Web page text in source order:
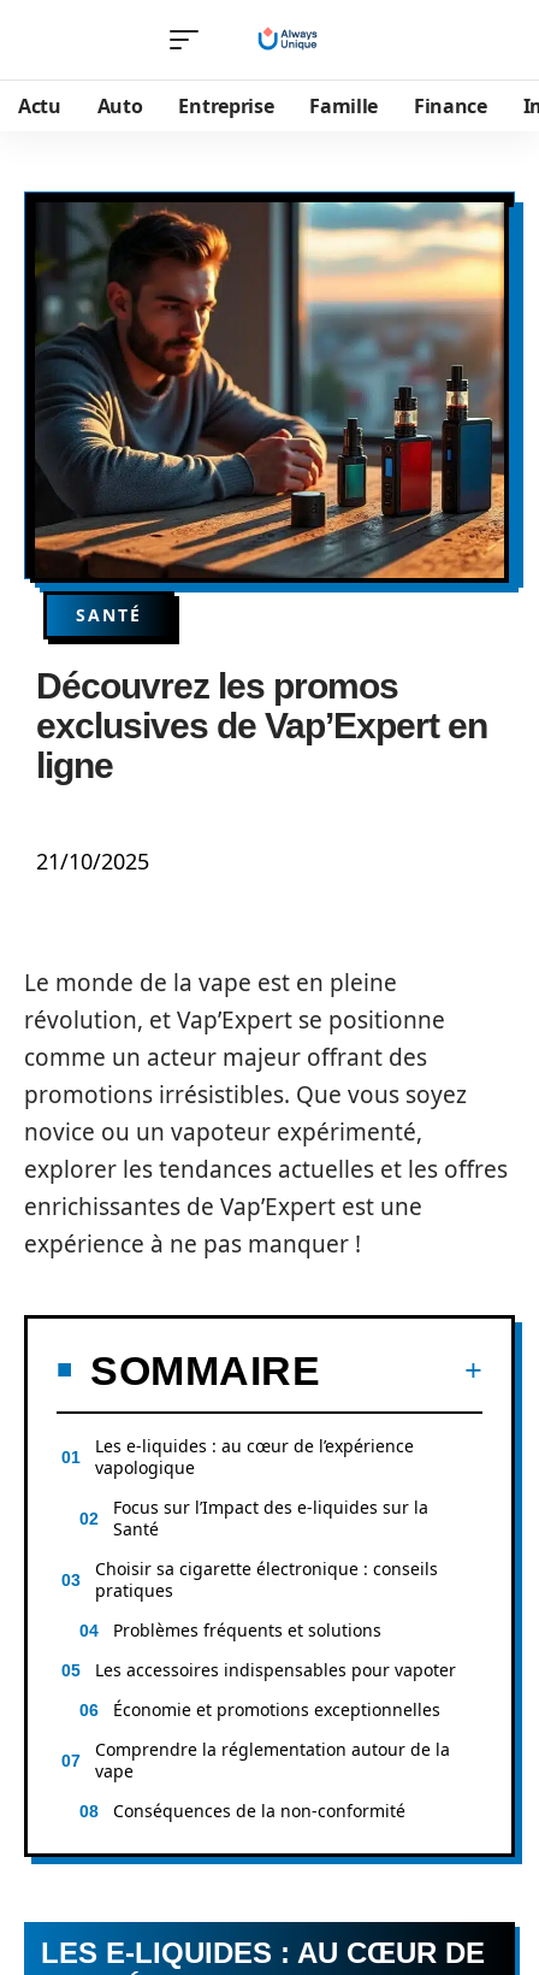
Actu Auto Entreprise Famille Finance
SANTÉ
Découvrez les promos
exclusives de Vap’Expert en
ligne
21/10/2025
Le monde de la vape est en pleine
révolution, et Vap’Expert se positionne
comme un acteur majeur offrant des
promotions irrésistibles. Que vous soyez
novice ou un vapoteur expérimenté,
explorer les tendances actuelles et les offres
enrichissantes de Vap’Expert est une
expérience à ne pas manquer !
SOMMAIRE
Les e-liquides : au cœur de l’expérience
vapologique
Focus sur l’Impact des e-liquides sur la
Santé
Choisir sa cigarette électronique : conseils
pratiques
Problèmes fréquents et solutions
Les accessoires indispensables pour vapoter
Économie et promotions exceptionnelles
Comprendre la réglementation autour de la
vape
Conséquences de la non-conformité
LES E-LIQUIDES : AU CŒUR DE